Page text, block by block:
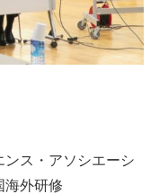
ス・アソシエーシ
海外研修